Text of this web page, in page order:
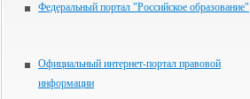
Федеральный портал "Российское образование"
Официальный интернет-портал правовой
информации